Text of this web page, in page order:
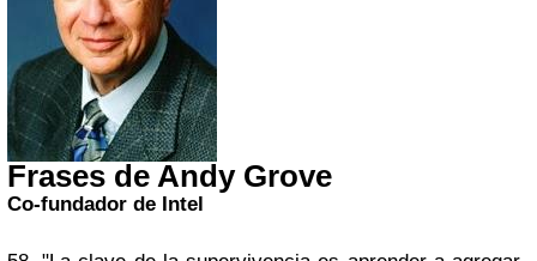
Frases de Andy Grove
Co-fundador de Intel